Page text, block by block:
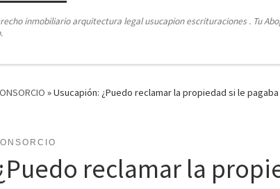
inmobiliario arquitectura legal usucapion escrituraciones . Tu
»Usucapión: ¿Puedo reclamar la propiedad si le
reclamar la